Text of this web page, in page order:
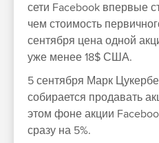
сети Facebook впервые
чем стоимость
сентября цена одной
уже менее 18$ США.
5 сентября Марк
собирается продавать
этом фоне акции
сразу на 5%.